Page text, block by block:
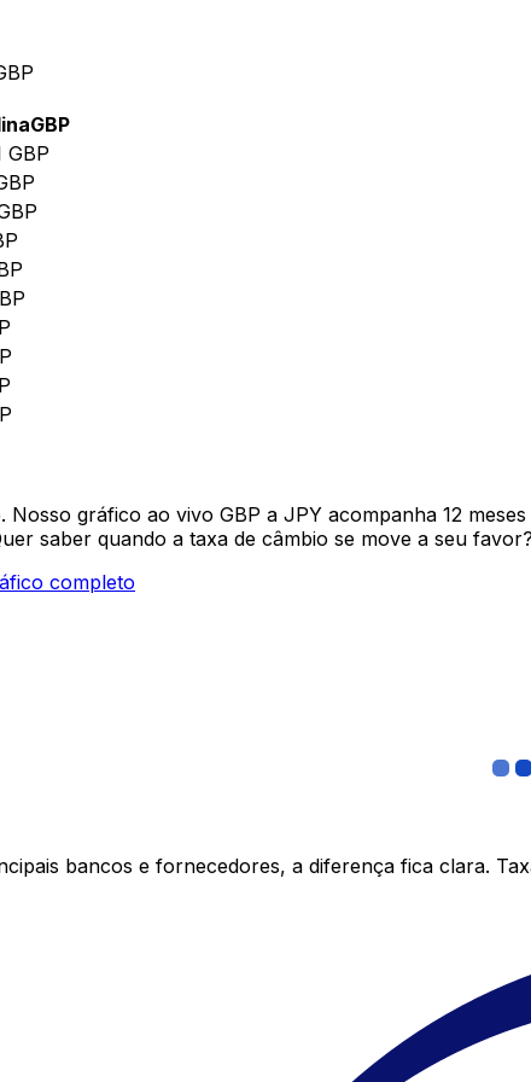
GBP
GBP
Nosso gráfico ao vivo GBP a JPY acompanha 12
saber quando a taxa de câmbio se move a seu
completo
bancos e fornecedores, a diferença fica clara.